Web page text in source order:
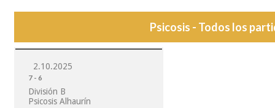
Psicosis - Todos los
2.10.2025
7 - 6
División B
Psicosis Alhaurín